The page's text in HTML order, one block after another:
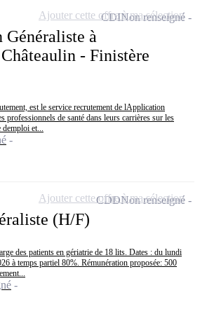
à
- Finistère
est le service recrutement de lApplication
professionnels de santé dans leurs carrières sur les
demploi et...
CDINon renseigné
Ajouter cette offre à ma sélection
(H/F)
des patients en gériatrie de 18 lits. Dates : du lundi
à temps partiel 80%. Rémunération proposée: 500
CDDNon renseigné
Ajouter cette offre à ma sélection